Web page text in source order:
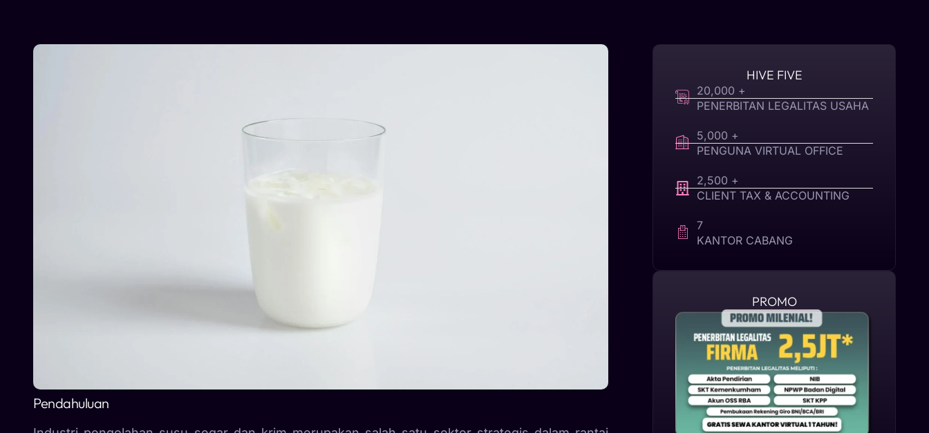
Pendahuluan
HIVE FIVE
20,000 +
PENERBITAN LEGALITAS USAHA
5,000 +
PENGUNA VIRTUAL OFFICE
2,500 +
CLIENT TAX & ACCOUNTING
7
KANTOR CABANG
PROMO